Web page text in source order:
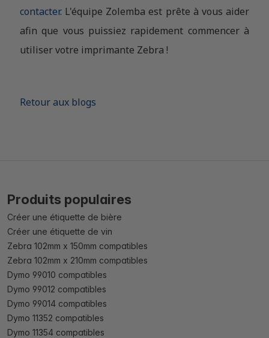
contacter. L'équipe Zolemba est prête à vous aider
afin que vous puissiez rapidement commencer à
utiliser votre imprimante Zebra !
Retour aux blogs
Produits populaires
Créer une étiquette de bière
Créer une étiquette de vin
Zebra 102mm x 150mm compatibles
Zebra 102mm x 210mm compatibles
Dymo 99010 compatibles
Dymo 99012 compatibles
Dymo 99014 compatibles
Dymo 11352 compatibles
Dymo 11354 compatibles